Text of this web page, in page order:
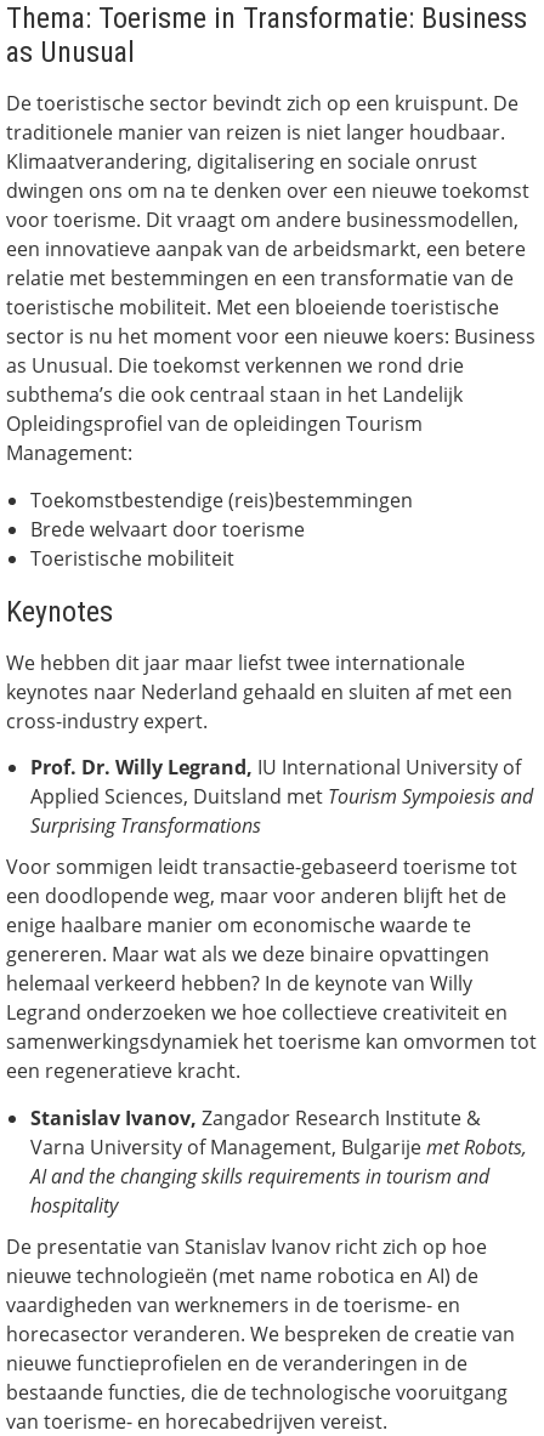
Thema: Toerisme in Transformatie: Business
as Unusual
De toeristische sector bevindt zich op een kruispunt. De
traditionele manier van reizen is niet langer houdbaar.
Klimaatverandering, digitalisering en sociale onrust
dwingen ons om na te denken over een nieuwe toekomst
voor toerisme. Dit vraagt om andere businessmodellen,
een innovatieve aanpak van de arbeidsmarkt, een betere
relatie met bestemmingen en een transformatie van de
toeristische mobiliteit. Met een bloeiende toeristische
sector is nu het moment voor een nieuwe koers: Business
as Unusual. Die toekomst verkennen we rond drie
subthema’s die ook centraal staan in het Landelijk
Opleidingsprofiel van de opleidingen Tourism
Management:
Toekomstbestendige (reis)bestemmingen
Brede welvaart door toerisme
Toeristische mobiliteit
Keynotes
We hebben dit jaar maar liefst twee internationale
keynotes naar Nederland gehaald en sluiten af met een
cross-industry expert.
Prof. Dr. Willy Legrand, IU International University of
Applied Sciences, Duitsland met Tourism Sympoiesis and
Surprising Transformations
Voor sommigen leidt transactie-gebaseerd toerisme tot
een doodlopende weg, maar voor anderen blijft het de
enige haalbare manier om economische waarde te
genereren. Maar wat als we deze binaire opvattingen
helemaal verkeerd hebben? In de keynote van Willy
Legrand onderzoeken we hoe collectieve creativiteit en
samenwerkingsdynamiek het toerisme kan omvormen tot
een regeneratieve kracht.
Stanislav Ivanov, Zangador Research Institute &
Varna University of Management, Bulgarijemet Robots,
AI and the changing skills requirements in tourism and
hospitality
De presentatie van Stanislav Ivanov richt zich op hoe
nieuwe technologieën (met name robotica en AI) de
vaardigheden van werknemers in de toerisme- en
horecasector veranderen. We bespreken de creatie van
nieuwe functieprofielen en de veranderingen in de
bestaande functies, die de technologische vooruitgang
van toerisme- en horecabedrijven vereist.